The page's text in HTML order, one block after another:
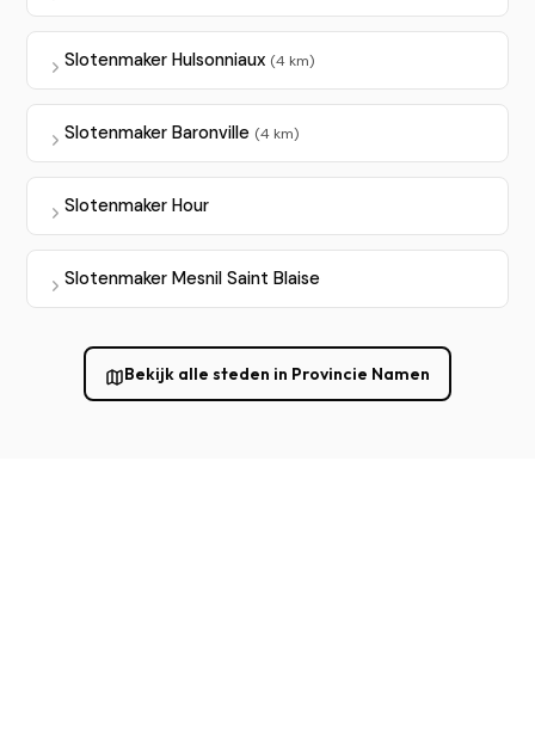
Slotenmaker Hulsonniaux (4 km)
Slotenmaker Baronville (4 km)
Slotenmaker Hour
Slotenmaker Mesnil Saint Blaise
Bekijk alle steden in Provincie Namen